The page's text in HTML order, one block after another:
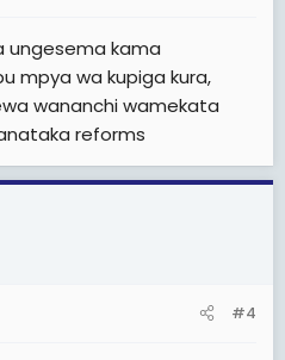
ungesema kama
mpya wa kupiga kura,
wananchi wamekata
reforms
#4